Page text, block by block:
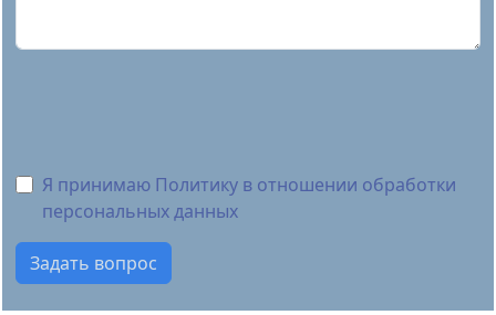
Я принимаю Политику в отношении обработки
персональных данных